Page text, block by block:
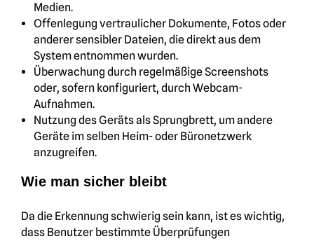
Medien.
Offenlegung vertraulicher Dokumente, Fotos oder
anderer sensibler Dateien, die direkt aus dem
System entnommen wurden.
Überwachung durch regelmäßige Screenshots
oder, sofern konfiguriert, durch Webcam-
Aufnahmen.
Nutzung des Geräts als Sprungbrett, um andere
Geräte im selben Heim- oder Büronetzwerk
anzugreifen.
Wie man sicher bleibt
Da die Erkennung schwierig sein kann, ist es wichtig,
dass Benutzer bestimmte Überprüfungen